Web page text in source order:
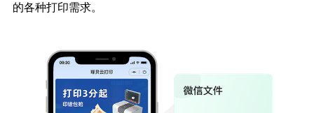
的各种打印需求。